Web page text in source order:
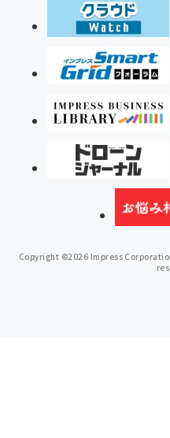
Copyright ©2026 Impress